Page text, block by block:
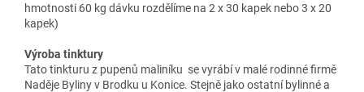
hmotnosti 60 kg dávku rozdělíme na 2 x 30 kapek nebo 3 x 20
kapek)
Výroba tinktury
Tato tinkturu z pupenů maliníku se vyrábí v malé rodinné firmě
Naděje Byliny v Brodku u Konice. Stejně jako ostatní bylinné a